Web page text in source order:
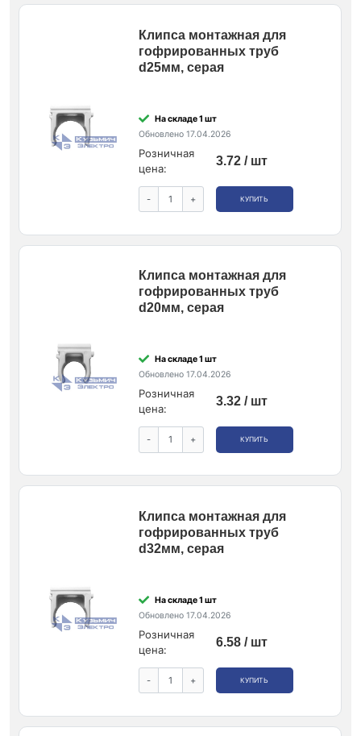
Клипса монтажная для
гофрированных труб
d25мм, серая
На складе 1 шт
Обновлено 17.04.2026
Розничная
цена:
3.72 / шт
- + КУПИТЬ
Клипса монтажная для
гофрированных труб
d20мм, серая
На складе 1 шт
Обновлено 17.04.2026
Розничная
цена:
3.32 / шт
- + КУПИТЬ
Клипса монтажная для
гофрированных труб
d32мм, серая
На складе 1 шт
Обновлено 17.04.2026
Розничная
цена:
6.58 / шт
- + КУПИТЬ